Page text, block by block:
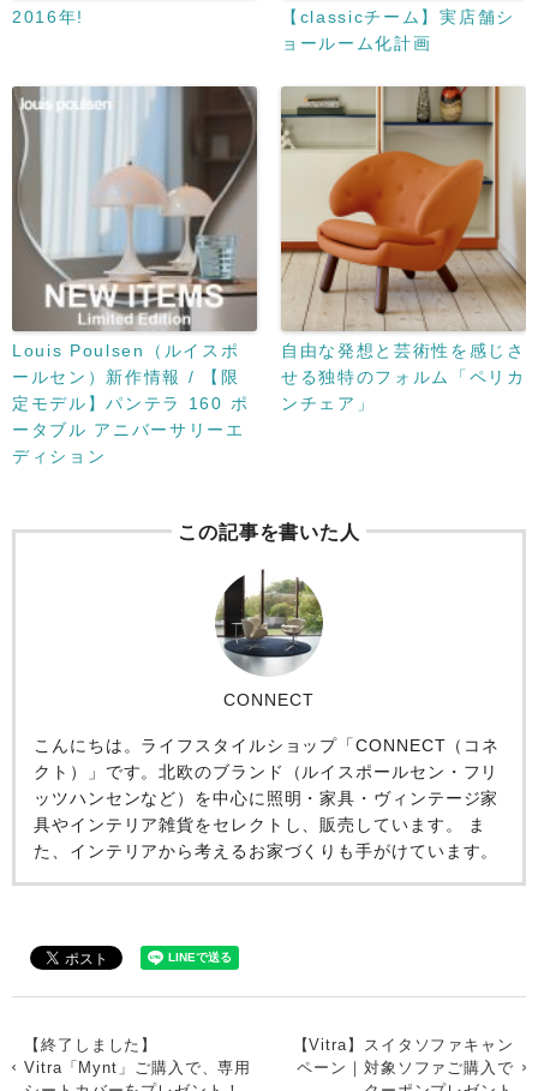
2016年!
【classicチーム】実店舗シ
ョールーム化計画
Louis Poulsen（ルイスポ
ールセン）新作情報 / 【限
定モデル】パンテラ 160 ポ
ータブル アニバーサリーエ
ディション
自由な発想と芸術性を感じさ
せる独特のフォルム「ペリカ
ンチェア」
この記事を書いた人
CONNECT
こんにちは。ライフスタイルショップ「CONNECT（コネ
クト）」です。北欧のブランド（ルイスポールセン・フリ
ッツハンセンなど）を中心に照明・家具・ヴィンテージ家
具やインテリア雑貨をセレクトし、販売しています。 ま
た、インテリアから考えるお家づくりも手がけています。
【終了しました】
Vitra「Mynt」ご購入で、専用
【Vitra】スイタソファキャン
ペーン｜対象ソファご購入で